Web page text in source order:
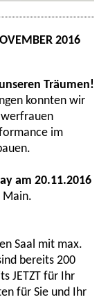
2016
Träumen!
konnten wir
im
am 20.11.2016
Main.
Saal mit max.
bereits 200
JETZT für Ihr
für Sie und Ihr